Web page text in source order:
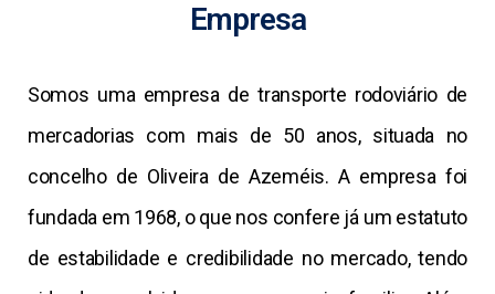
Empresa
Somos uma empresa de transporte rodoviário de
mercadorias com mais de 50 anos, situada no
concelho de Oliveira de Azeméis. A empresa foi
fundada em 1968, o que nos confere já um estatuto
de estabilidade e credibilidade no mercado, tendo